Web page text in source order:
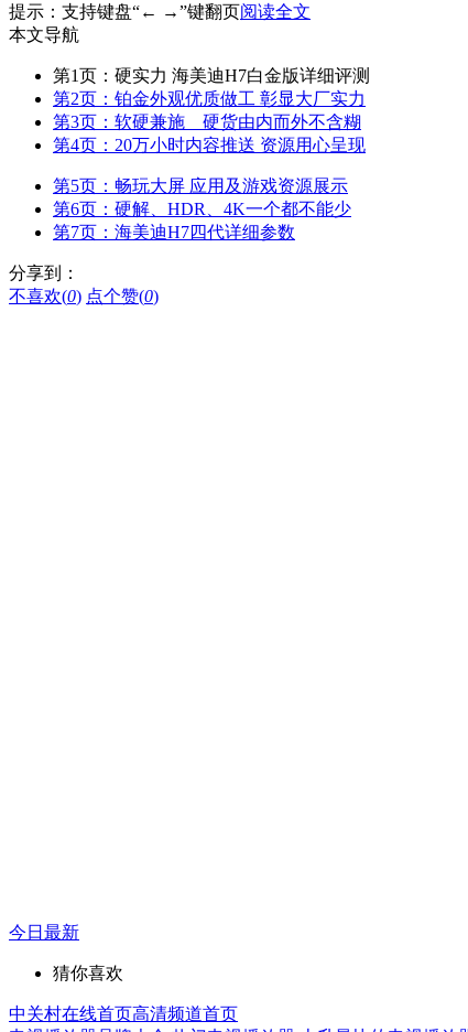
提示：支持键盘“← →”键翻页阅读全文
本文导航
第1页：硬实力 海美迪H7白金版详细评测
第2页：铂金外观优质做工 彰显大厂实力
第3页：软硬兼施 硬货由内而外不含糊
第4页：20万小时内容推送 资源用心呈现
第5页：畅玩大屏 应用及游戏资源展示
第6页：硬解、HDR、4K一个都不能少
第7页：海美迪H7四代详细参数
分享到：
不喜欢(0) 点个赞(0)
今日最新
猜你喜欢
中关村在线首页高清频道首页